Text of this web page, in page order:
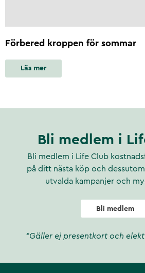
Förbered kroppen för sommar
Läs mer
Bli medlem i
Bli medlem i Life Club
på ditt nästa köp och
utvalda kampanjer och
Bli medlem
*Gäller ej presentkort och